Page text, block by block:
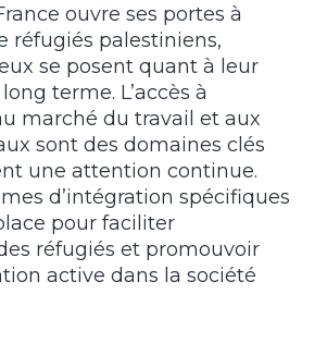
ouvre ses portes à
réfugiés palestiniens,
se posent quant à leur
terme. L’accès à
marché du travail et aux
sont des domaines clés
une attention continue.
d’intégration spécifiques
pour faciliter
réfugiés et promouvoir
active dans la société